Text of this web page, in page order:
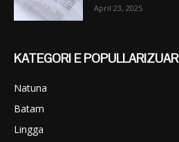
April 23, 2025
KATEGORI E POPULLARIZUAR
Natuna
Batam
Lingga